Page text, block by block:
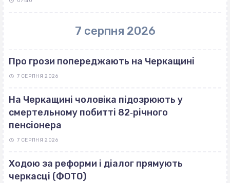
7 серпня 2026
Про грози попереджають на Черкащині
7 СЕРПНЯ 2026
На Черкащині чоловіка підозрюють у
смертельному побитті 82‐річного
пенсіонера
7 СЕРПНЯ 2026
Ходою за реформи і діалог прямують
черкасці (ФОТО)